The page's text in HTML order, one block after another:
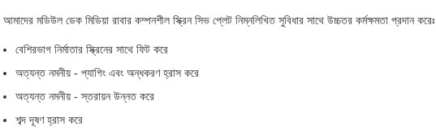
আমাদের মডিউল ডেক মিডিয়া রাবার কম্পনশীল স্ক্রিন সিভ প্লেট নিম্নলিখিত সুবিধার সাথে উচ্চতর কর্মক্ষমতা প্রদান করেঃ
বেশিরভাগ নির্মাতার স্ক্রিনের সাথে ফিট করে
অত্যন্ত নমনীয় - প্যাগিং এবং অন্ধকরণ হ্রাস করে
অত্যন্ত নমনীয় - স্তরায়ন উন্নত করে
শব্দ দূষণ হ্রাস করে